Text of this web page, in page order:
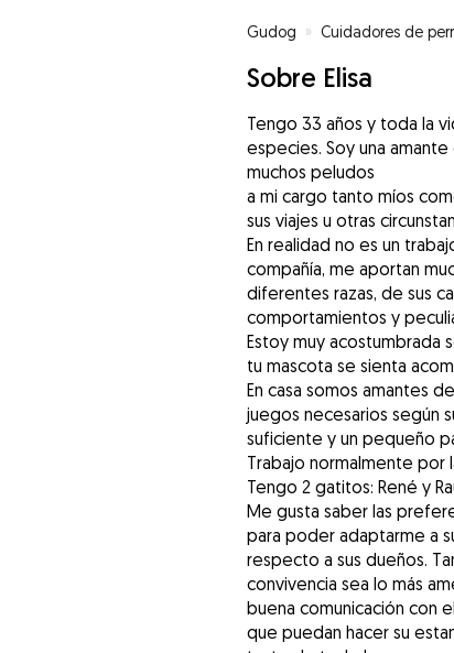
Gudog » Cuidadores de
Sobre Elisa
Tengo 33 años y toda la
especies. Soy una
muchos peludos
a mi cargo tanto míos
sus viajes u otras
En realidad no es un
compañía, me aportan
diferentes razas, de sus
comportamientos y
Estoy muy
tu mascota se sienta
En casa somos amantes
juegos necesarios según
suficiente y un pequeño
Trabajo normalmente por
Tengo 2 gatitos: René y
Me gusta saber las
para poder adaptarme a
respecto a sus dueños.
convivencia sea lo más
buena comunicación con
que puedan hacer su